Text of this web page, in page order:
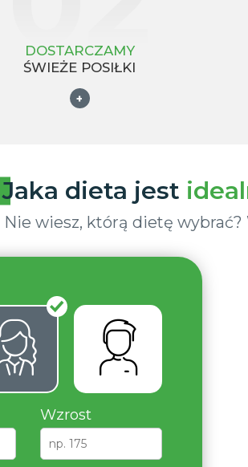
DOSTARCZAMY
ŚWIEŻE POSIŁKI
+
Jaka dieta jest
Nie wiesz, którą dietę wybrać?
Wzrost